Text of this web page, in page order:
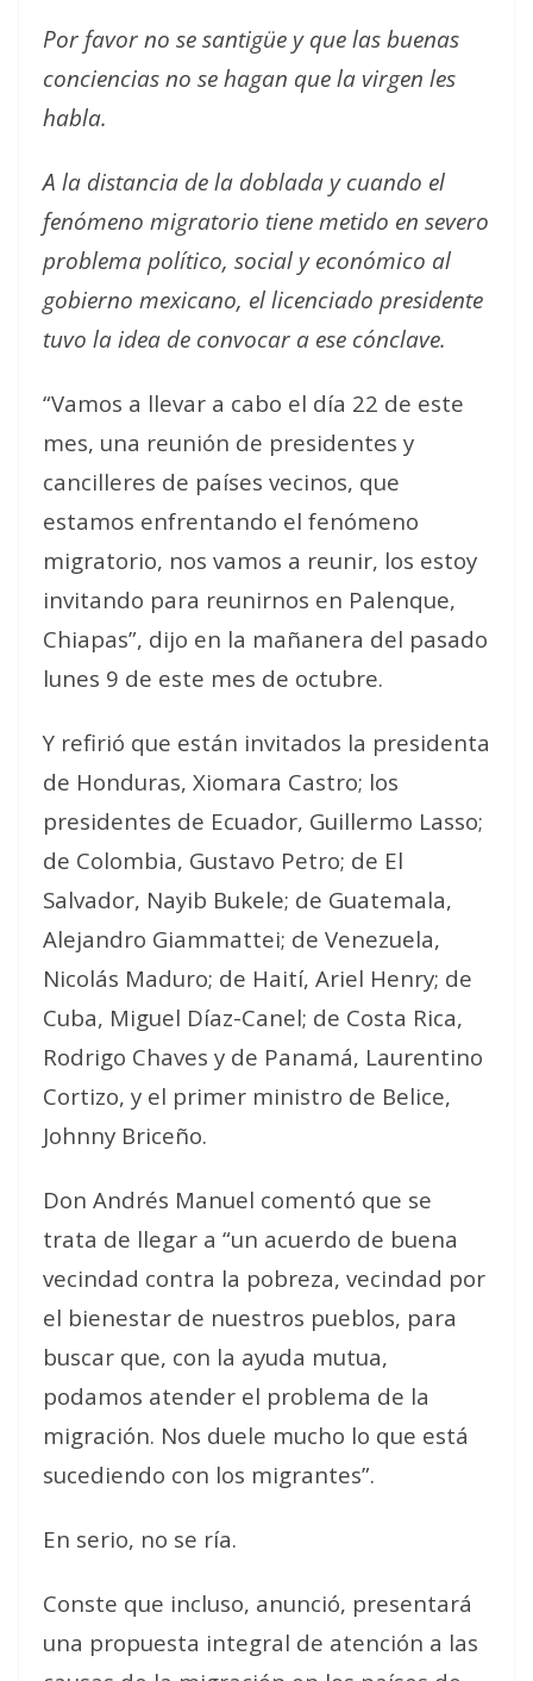
Por favor no se santigüe y que las buenas
conciencias no se hagan que la virgen les
habla.
A la distancia de la doblada y cuando el
fenómeno migratorio tiene metido en severo
problema político, social y económico al
gobierno mexicano, el licenciado presidente
tuvo la idea de convocar a ese cónclave.
“Vamos a llevar a cabo el día 22 de este
mes, una reunión de presidentes y
cancilleres de países vecinos, que
estamos enfrentando el fenómeno
migratorio, nos vamos a reunir, los estoy
invitando para reunirnos en Palenque,
Chiapas”, dijo en la mañanera del pasado
lunes 9 de este mes de octubre.
Y refirió que están invitados la presidenta
de Honduras, Xiomara Castro; los
presidentes de Ecuador, Guillermo Lasso;
de Colombia, Gustavo Petro; de El
Salvador, Nayib Bukele; de Guatemala,
Alejandro Giammattei; de Venezuela,
Nicolás Maduro; de Haití, Ariel Henry; de
Cuba, Miguel Díaz-Canel; de Costa Rica,
Rodrigo Chaves y de Panamá, Laurentino
Cortizo, y el primer ministro de Belice,
Johnny Briceño.
Don Andrés Manuel comentó que se
trata de llegar a “un acuerdo de buena
vecindad contra la pobreza, vecindad por
el bienestar de nuestros pueblos, para
buscar que, con la ayuda mutua,
podamos atender el problema de la
migración. Nos duele mucho lo que está
sucediendo con los migrantes”.
En serio, no se ría.
Conste que incluso, anunció, presentará
una propuesta integral de atención a las